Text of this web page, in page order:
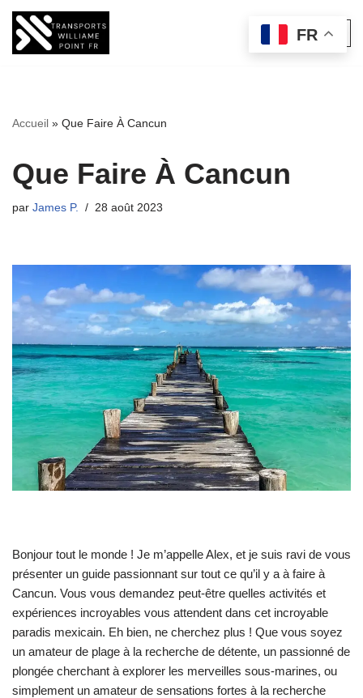
Aller
Accueil » Que Faire À Cancun
Que Faire À Cancun
par James P. 28 août 2023
Bonjour tout le monde ! Je m’appelle Alex, et je suis ravi de vous
présenter un guide passionnant sur tout ce qu’il y a à faire à
Cancun. Vous vous demandez peut-être quelles activités et
expériences incroyables vous attendent dans cet incroyable
paradis mexicain. Eh bien, ne cherchez plus ! Que vous soyez
un amateur de plage à la recherche de détente, un passionné de
plongée cherchant à explorer les merveilles sous-marines, ou
simplement un amateur de sensations fortes à la recherche
FR